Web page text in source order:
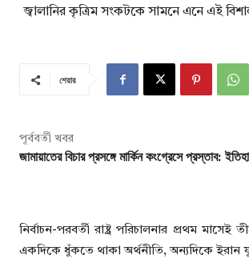
জ্বালানির কৃত্রিম সংকটকে সামনে এনে এই
শেয়ার
পূর্ববর্তী খবর
জামায়াতের বিচার প্রসঙ্গে মার্কিন কংগ্রেসে প্রস্তাব:
নির্বাচন-পরবর্তী রাষ্ট্র পরিচালনার প্রথম
একদিকে ধুঁকতে থাকা অর্থনীতি, অন্যদিকে ইরান